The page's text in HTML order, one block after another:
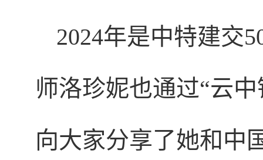
2024年是中特建交
师洛珍妮也通过“云
向大家分享了她和中